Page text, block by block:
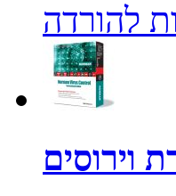
להורדה
וירוסים